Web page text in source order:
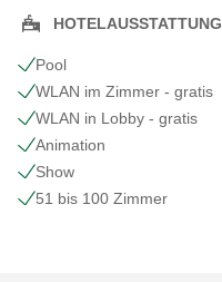
HOTELAUSSTATTUNG
Pool
WLAN im Zimmer - gratis
WLAN in Lobby - gratis
Animation
Show
51 bis 100 Zimmer